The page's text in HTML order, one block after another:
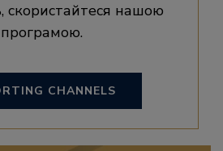
скористайтеся нашою
програмою.
CHANNELS